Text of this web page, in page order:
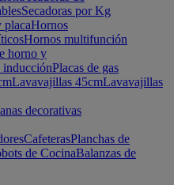
Secadoras por Kg
placaHornos
Hornos multifunción
horno y
inducciónPlacas de gas
Lavavajillas 45cmLavavajillas
decorativas
CafeterasPlanchas de
de CocinaBalanzas de